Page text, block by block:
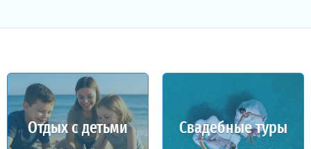
Отдых с детьми Свадебные туры